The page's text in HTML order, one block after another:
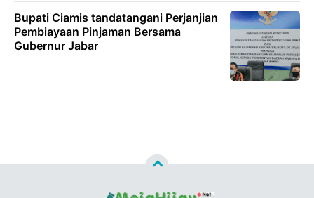
Bupati Ciamis tandatangani Perjanjian
Pembiayaan Pinjaman Bersama
Gubernur Jabar